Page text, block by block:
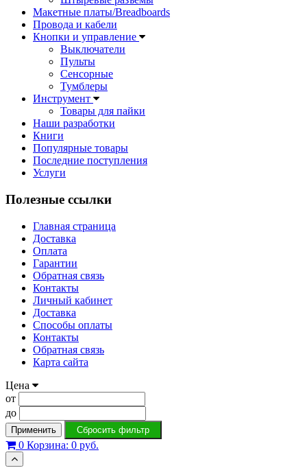
Макетные платы/Breadboards
Провода и кабели
Кнопки и управление
Выключатели
Пульты
Сенсорные
Тумблеры
Инструмент
Товары для пайки
Наши разработки
Книги
Популярные товары
Последние поступления
Услуги
Полезные ссылки
Главная страница
Доставка
Оплата
Гарантии
Обратная связь
Контакты
Личный кабинет
Доставка
Способы оплаты
Контакты
Обратная связь
Карта сайта
Цена
от
до
Применить Сбросить фильтр
0 Корзина: 0 руб.